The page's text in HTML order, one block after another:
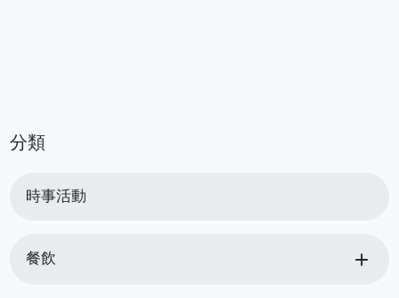
分類
時事活動
餐飲 add